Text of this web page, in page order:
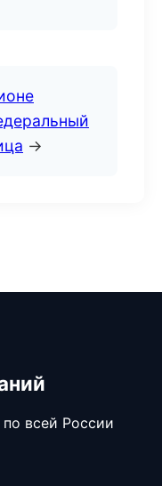
→
всей России